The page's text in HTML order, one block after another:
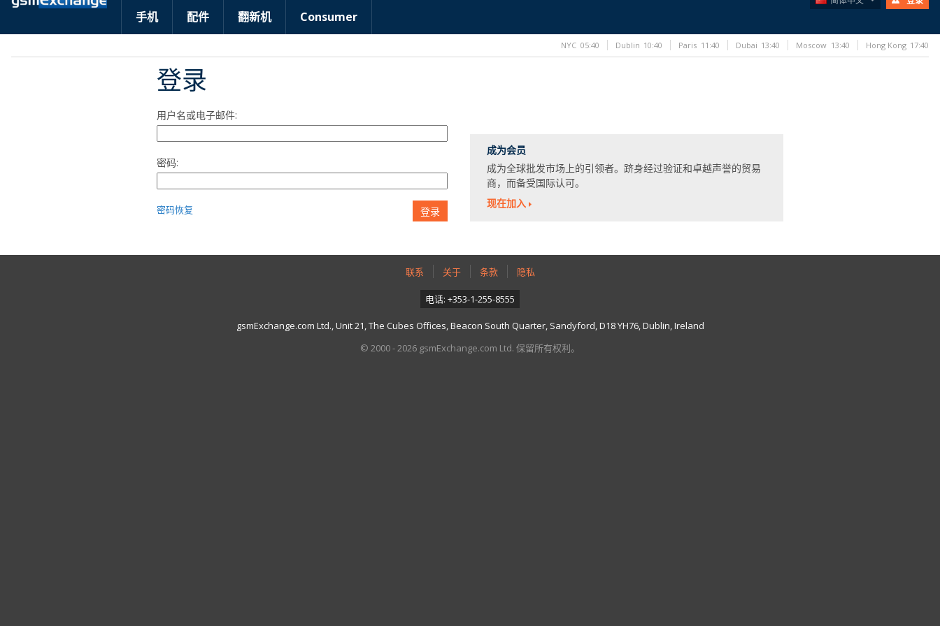
手机 配件 翻新机 Consumer
登录
用户名或电子邮件:
密码:
密码恢复 登录
成为会员
成为全球批发市场上的引领者。跻身经过验证和卓越声誉的贸易
商，而备受国际认可。
现在加入
联系 关于 条款 隐私
电话: +353-1-255-8555
gsmExchange.com Ltd., Unit 21, The Cubes Offices, Beacon South Quarter, Sandyford, D18 YH76, Dublin, Ireland
© 2000 - 2026 gsmExchange.com Ltd. 保留所有权利。
NYC 05:40 Dublin 10:40 Paris 11:40 Dubai 13:40 Moscow 13:40 Hong Kong 17:40